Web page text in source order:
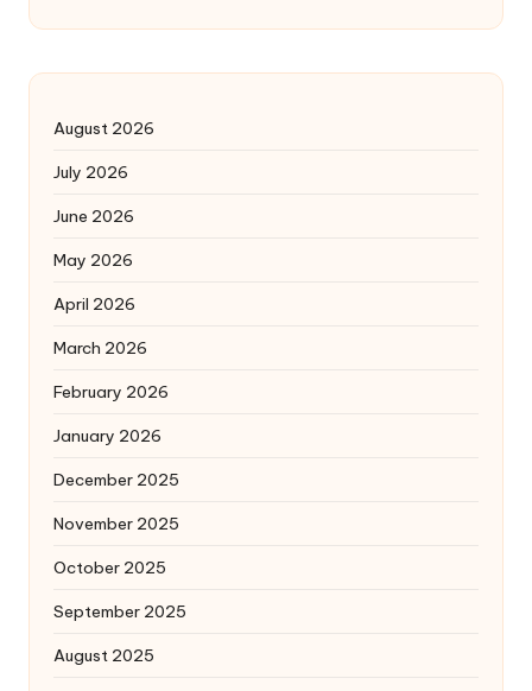
August 2026
July 2026
June 2026
May 2026
April 2026
March 2026
February 2026
January 2026
December 2025
November 2025
October 2025
September 2025
August 2025